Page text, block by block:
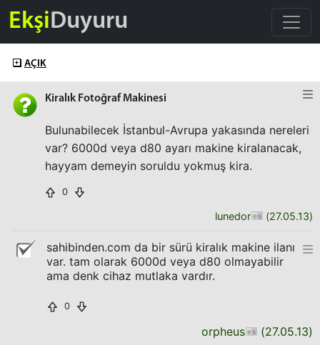
EkşiDuyuru
AÇIK
Kiralık Fotoğraf Makinesi
Bulunabilecek İstanbul-Avrupa yakasında nereleri
var? 6000d veya d80 ayarı makine kiralanacak,
hayyam demeyin soruldu yokmuş kira.
0
lunedor (27.05.13)
sahibinden.com da bir sürü kiralık makine ilanı
var. tam olarak 6000d veya d80 olmayabilir
ama denk cihaz mutlaka vardır.
0
orpheus (27.05.13)